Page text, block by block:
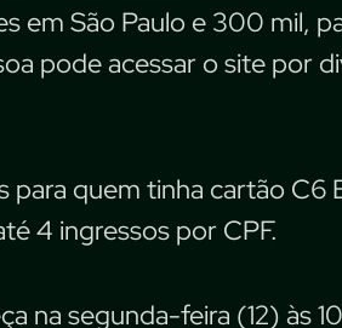
em São Paulo e 300 mil,
pode acessar o site por
para quem tinha cartão C6
4 ingressos por CPF.
na segunda-feira (12) às